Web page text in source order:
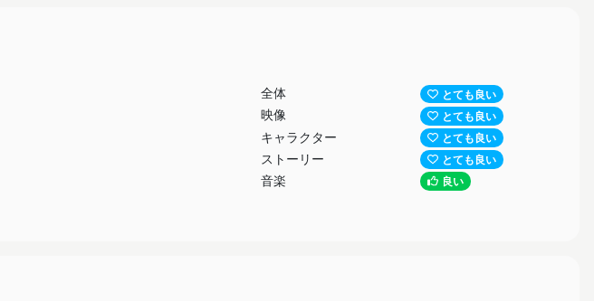
全体 とても良い
映像 とても良い
キャラクター とても良い
ストーリー とても良い
音楽 良い